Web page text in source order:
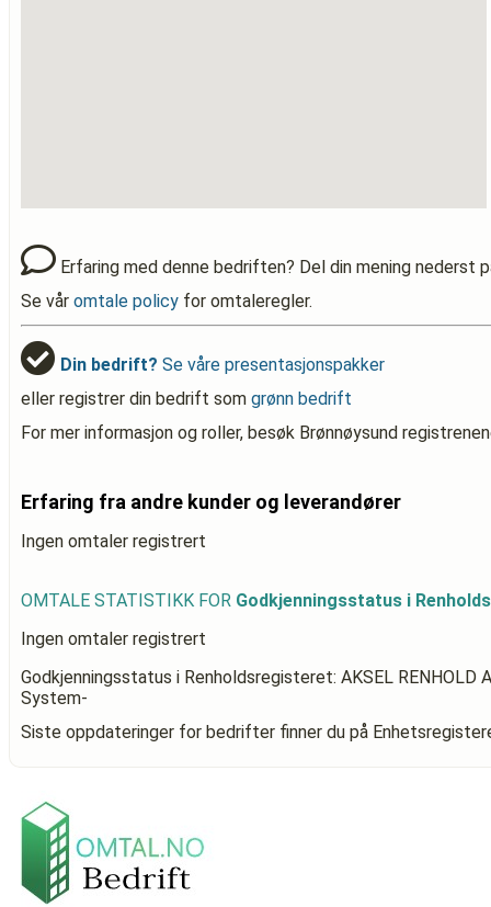
Erfaring med denne bedriften? Del din mening nederst
Se vår omtale policy for omtaleregler.
Din bedrift? Se våre presentasjonspakker
eller registrer din bedrift som grønn bedrift
For mer informasjon og roller, besøk Brønnøysund
Erfaring fra andre kunder og leverandører
Ingen omtaler registrert
OMTALE STATISTIKK FOR Godkjenningsstatus i
Ingen omtaler registrert
Godkjenningsstatus i Renholdsregisteret: AKSEL RENHOLD
System-
Siste oppdateringer for bedrifter finner du på